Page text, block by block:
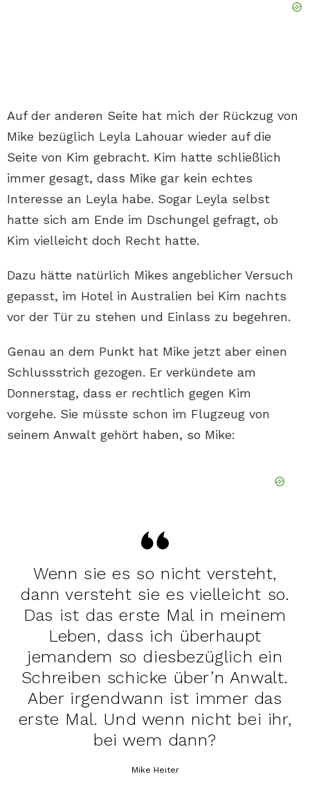
Auf der anderen Seite hat mich der Rückzug von
Mike bezüglich Leyla Lahouar wieder auf die
Seite von Kim gebracht. Kim hatte schließlich
immer gesagt, dass Mike gar kein echtes
Interesse an Leyla habe. Sogar Leyla selbst
hatte sich am Ende im Dschungel gefragt, ob
Kim vielleicht doch Recht hatte.
Dazu hätte natürlich Mikes angeblicher Versuch
gepasst, im Hotel in Australien bei Kim nachts
vor der Tür zu stehen und Einlass zu begehren.
Genau an dem Punkt hat Mike jetzt aber einen
Schlussstrich gezogen. Er verkündete am
Donnerstag, dass er rechtlich gegen Kim
vorgehe. Sie müsste schon im Flugzeug von
seinem Anwalt gehört haben, so Mike:
Wenn sie es so nicht versteht,
dann versteht sie es vielleicht so.
Das ist das erste Mal in meinem
Leben, dass ich überhaupt
jemandem so diesbezüglich ein
Schreiben schicke über’n Anwalt.
Aber irgendwann ist immer das
erste Mal. Und wenn nicht bei ihr,
bei wem dann?
Mike Heiter